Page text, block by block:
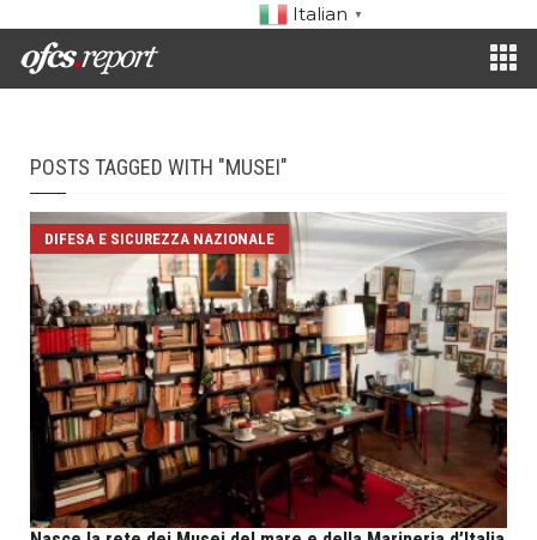
Italian ▼
POSTS TAGGED WITH "MUSEI"
DIFESA E SICUREZZA NAZIONALE